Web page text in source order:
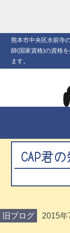
熊本市中央区水前寺
師(国家資格)の資格
ます。
CAP君
旧ブログ 2015年